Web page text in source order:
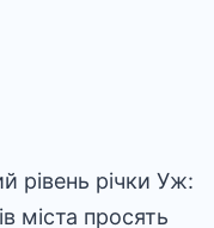
рівень річки Уж:
міста просять